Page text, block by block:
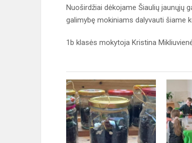
Nuoširdžiai dėkojame Šiaulių jaunųjų
galimybę mokiniams dalyvauti šiame
1b klasės mokytoja Kristina